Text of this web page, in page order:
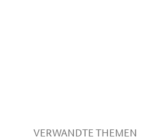
VERWANDTE THEMEN